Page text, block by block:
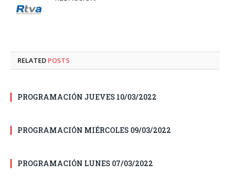
RELATED POSTS
PROGRAMACIÓN JUEVES 10/03/2022
PROGRAMACIÓN MIÉRCOLES 09/03/2022
PROGRAMACIÓN LUNES 07/03/2022